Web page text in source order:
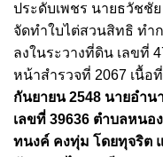
ประดับเพชร นายธวัชชั
จัดทําใบไต่สวนสิทธิ ทํา
ลงในระวางที่ดิน เลขที่
หน้าสํารวจที่ 2067 เนื้อ
กันยายน 2548 นายอำ
เลขที่ 39636 ตําบลหนอ
ทนงค์ คงทุ่ม โดยทุจริต